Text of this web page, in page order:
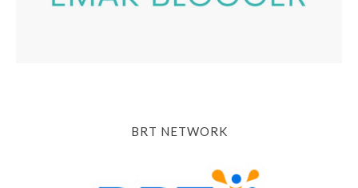
BRT NETWORK